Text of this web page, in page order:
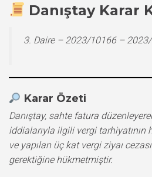
Danıştay Karar
3. Daire – 2023/10166 –
Karar Özeti
Danıştay, sahte fatura
iddialarıyla ilgili vergi
ve yapılan üç kat vergi ziyaı
gerektiğine hükmetmiştir.